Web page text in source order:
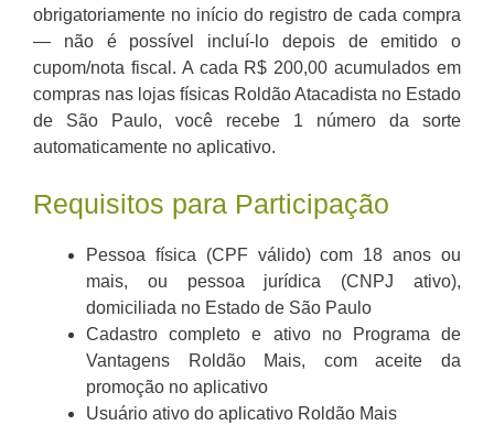
obrigatoriamente no início do registro de cada compra
— não é possível incluí-lo depois de emitido o
cupom/nota fiscal. A cada R$ 200,00 acumulados em
compras nas lojas físicas Roldão Atacadista no Estado
de São Paulo, você recebe 1 número da sorte
automaticamente no aplicativo.
Requisitos para Participação
Pessoa física (CPF válido) com 18 anos ou
mais, ou pessoa jurídica (CNPJ ativo),
domiciliada no Estado de São Paulo
Cadastro completo e ativo no Programa de
Vantagens Roldão Mais, com aceite da
promoção no aplicativo
Usuário ativo do aplicativo Roldão Mais